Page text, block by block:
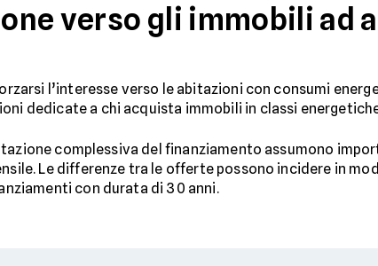
verso gli immobili ad
l’interesse verso le abitazioni con consumi
dedicate a chi acquista immobili in classi
complessiva del finanziamento assumono
Le differenze tra le offerte possono incidere in
con durata di 30 anni.